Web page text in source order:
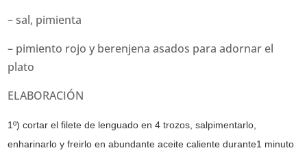
– sal, pimienta
– pimiento rojo y berenjena asados para adornar el
plato
ELABORACIÓN
1º) cortar el filete de lenguado en 4 trozos, salpimentarlo,
enharinarlo y freirlo en abundante aceite caliente durante1 minuto